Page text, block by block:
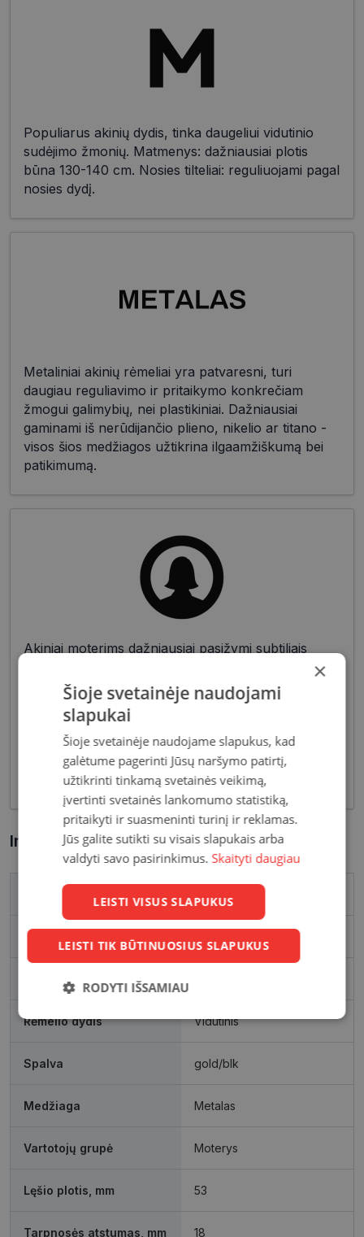
Populiarus akinių dydis, tinka daugeliui vidutinio
sudėjimo žmonių. Matmenys: dažniausiai plotis
būna 130-140 cm. Nosies tilteliai: reguliuojami pagal
nosies dydį.
Metaliniai akinių rėmeliai yra patvaresni, turi
daugiau reguliavimo ir pritaikymo konkrečiam
žmogui galimybių, nei plastikiniai. Dažniausiai
gaminami iš nerūdijančio plieno, nikelio ar titano -
visos šios medžiagos užtikrina ilgaamžiškumą bei
patikimumą.
Akiniai moterims dažniausiai pasižymi subtiliais
dizaino elementais, suteikiančiais harmoningą bei
moterišką įvaizdį. Šiandien dienai stilių bei medžiagų
įvairovė leidžia akinių dizaineriams pristatyti Jums
tiek klasikinių, tiek netikėčiausių ir drąsiausių
sprendimų akinių rėmelių. Tai ne tik regėjimo
korekcija, tačiau ir stilingas kasdieninės išvaizdos
akcentas.
Informacija apie prekę
Prekės ženklas
Išleidimo metai
Rėmelio matmenys, mm
Rėmelio dydis Vidutinis
Spalva gold/blk
Medžiaga Metalas
Vartotojų grupė Moterys
Lęšio plotis, mm 53
Tarpnosės atstumas, mm 18
×
Šioje svetainėje naudojami
slapukai
Šioje svetainėje naudojame slapukus, kad
galėtume pagerinti Jūsų naršymo patirtį,
užtikrinti tinkamą svetainės veikimą,
įvertinti svetainės lankomumo statistiką,
pritaikyti ir suasmeninti turinį ir reklamas.
Jūs galite sutikti su visais slapukais arba
valdyti savo pasirinkimus. Skaityti daugiau
LEISTI VISUS SLAPUKUS
LEISTI TIK BŪTINUOSIUS SLAPUKUS
RODYTI IŠSAMIAU
Būtinieji
Statistikos
Rinkodaros
Neklasifikuoti
slapukai